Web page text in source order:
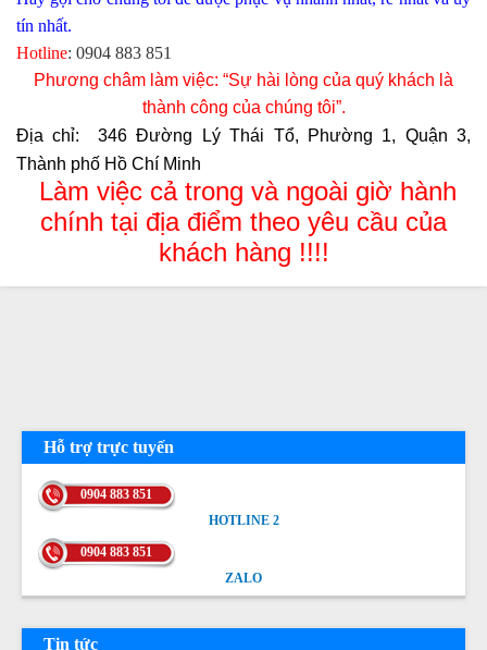
tín nhất.
Hotline: 0904 883 851
Phương châm làm việc: “Sự hài lòng của quý khách là
thành công của chúng tôi”.
Địa chỉ: 346 Đường Lý Thái Tổ, Phường 1, Quận 3,
Thành phố Hồ Chí Minh
Làm việc cả trong và ngoài giờ hành
chính tại địa điểm theo yêu cầu của
khách hàng !!!!
Hỗ trợ trực tuyến
0904 883 851
HOTLINE 2
0904 883 851
ZALO
Tin tức